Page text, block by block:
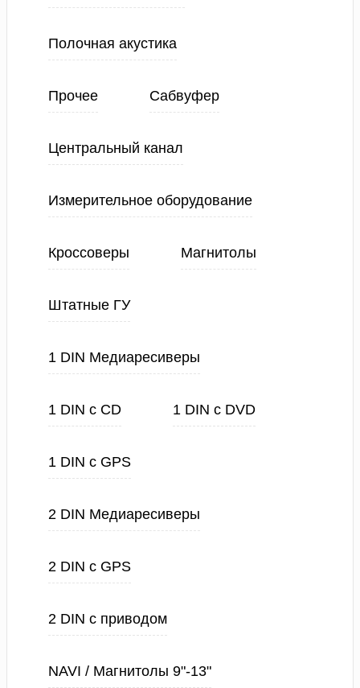
Полочная акустика
Прочее Сабвуфер
Центральный канал
Измерительное оборудование
Кроссоверы Магнитолы
Штатные ГУ
1 DIN Медиаресиверы
1 DIN с CD 1 DIN с DVD
1 DIN с GPS
2 DIN Медиаресиверы
2 DIN с GPS
2 DIN с приводом
NAVI / Магнитолы 9"-13"